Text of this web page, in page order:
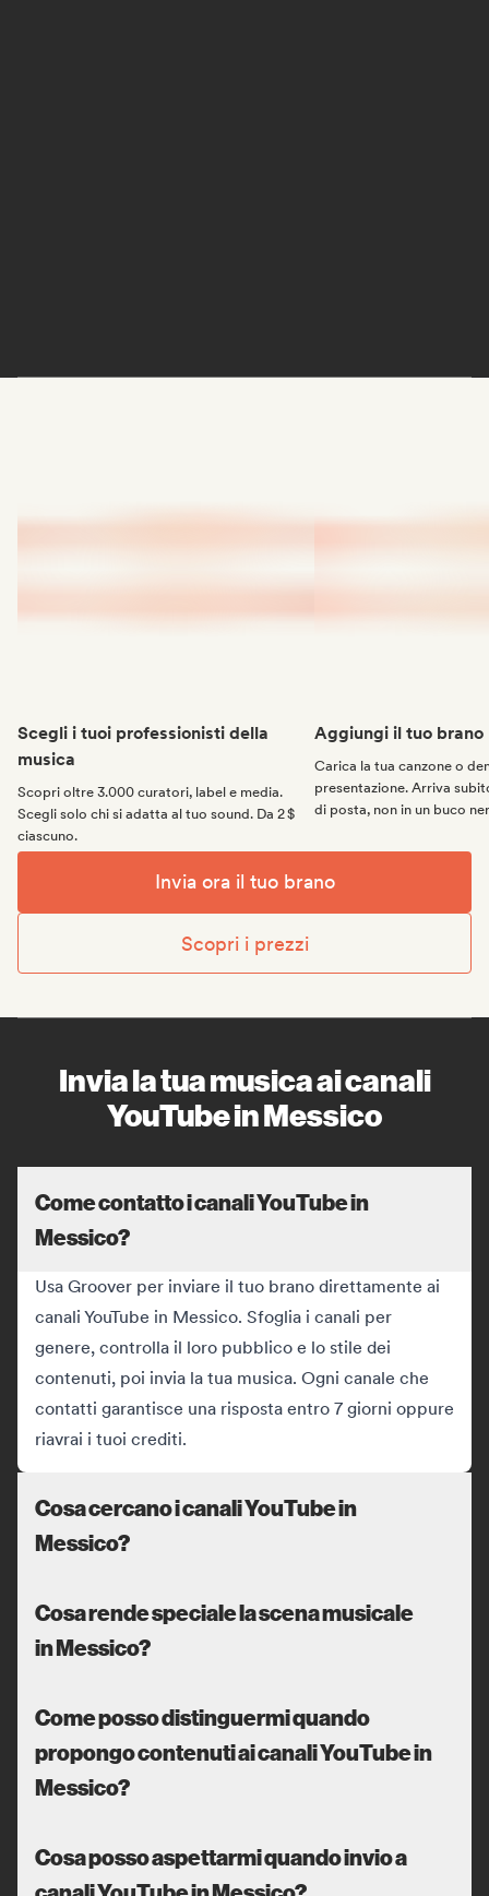
Scegli i tuoi professionisti della
musica
Scopri oltre 3.000 curatori, label e media.
Scegli solo chi si adatta al tuo sound. Da 2 $
ciascuno.
Aggiungi il tuo brano
Carica la tua canzone o
presentazione. Arriva
di posta, non in un buco
Invia ora il tuo brano
Scopri i prezzi
Invia la tua musica ai canali
YouTube in Messico
Come contatto i canali YouTube in
Messico?
Usa Groover per inviare il tuo brano direttamente ai
canali YouTube in Messico. Sfoglia i canali per
genere, controlla il loro pubblico e lo stile dei
contenuti, poi invia la tua musica. Ogni canale che
contatti garantisce una risposta entro 7 giorni oppure
riavrai i tuoi crediti.
Cosa cercano i canali YouTube in
Messico?
Cosa rende speciale la scena musicale
in Messico?
Come posso distinguermi quando
propongo contenuti ai canali YouTube in
Messico?
Cosa posso aspettarmi quando invio a